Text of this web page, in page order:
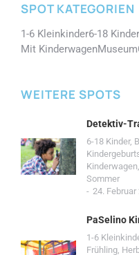
SPOT KATEGORIEN
1-6 Kleinkinder6-18 Kinder
Mit KinderwagenMuseum
WEITERE SPOTS
Detektiv-
6-18 Kinder,
Kinderwagen,
Sommer
24. Februar
PaSelino
1-6
Frühling,